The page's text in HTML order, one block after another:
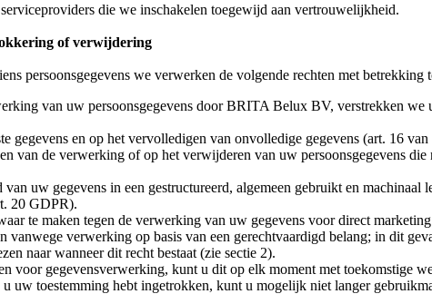
die we inschakelen toegewijd aan vertrouwelijkheid.
of verwijdering
persoonsgegevens we verwerken de volgende rechten met
van uw persoonsgegevens door BRITA Belux BV, verstrekken
gegevens en op het vervolledigen van onvolledige gegevens (art. 16
van de verwerking of op het verwijderen van uw persoonsgegevens
uw gegevens in een gestructureerd, algemeen gebruikt en
20 GDPR).
te maken tegen de verwerking van uw gegevens voor direct
vanwege verwerking op basis van een gerechtvaardigd belang; in dit
naar wanneer dit recht bestaat (zie sectie 2).
voor gegevensverwerking, kunt u dit op elk moment met toekomstige
uw toestemming hebt ingetrokken, kunt u mogelijk niet langer